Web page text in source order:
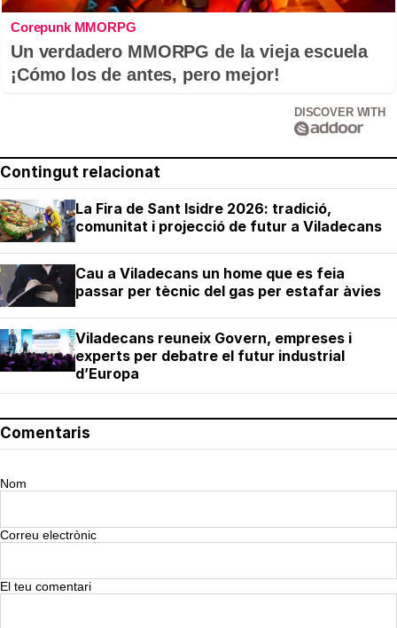
Corepunk MMORPG
Un verdadero MMORPG de la vieja escuela
¡Cómo los de antes, pero mejor!
DISCOVER WITH
Contingut relacionat
La Fira de Sant Isidre 2026: tradició,
comunitat i projecció de futur a Viladecans
Cau a Viladecans un home que es feia
passar per tècnic del gas per estafar àvies
Viladecans reuneix Govern, empreses i
experts per debatre el futur industrial
d’Europa
Comentaris
Nom
Correu electrònic
El teu comentari